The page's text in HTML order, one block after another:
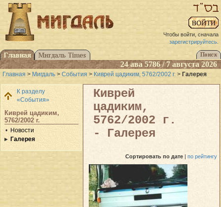
Чтобы войти, сначала
зарегистрируйтесь.
24 ава 5786 / 7 августа 2026
Главная > Мигдаль > События > Киврей цадиким, 5762/2002 г. > Галерея
К разделу
«События»
Киврей цадиким,
5762/2002 г.
Новости
Галерея
Киврей
цадиким,
5762/2002 г.
- Галерея
Сортировать по дате | по рейтингу